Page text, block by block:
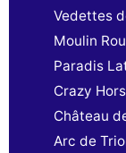
Vedettes
Moulin
Paradis
Crazy
Château
Arc de